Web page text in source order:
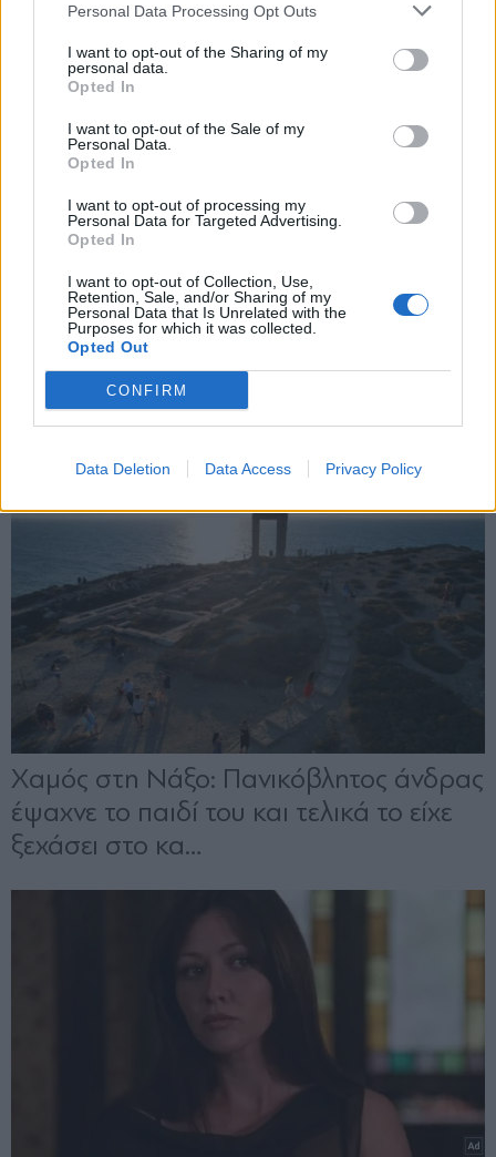
Personal Data Processing Opt Outs
I want to opt-out of the Sharing of my
personal data.
Opted In
I want to opt-out of the Sale of my
Personal Data.
Opted In
I want to opt-out of processing my
Personal Data for Targeted Advertising.
Opted In
I want to opt-out of Collection, Use,
Retention, Sale, and/or Sharing of my
Personal Data that Is Unrelated with the
Purposes for which it was collected.
Opted Out
CONFIRM
Data Deletion Data Access Privacy Policy
Αποδέχομαι τους
και την πολιτική απορρήτου
X